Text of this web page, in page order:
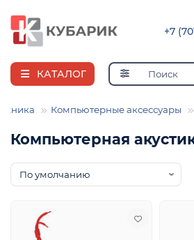
+7
КАТАЛОГ
Компьютерные аксессуары
Компьютерная